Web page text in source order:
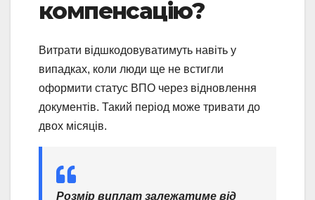
компенсацію?
Витрати відшкодовуватимуть навіть у
випадках, коли люди ще не встигли
оформити статус ВПО через відновлення
документів. Такий період може тривати до
двох місяців.
Розмір виплат залежатиме від